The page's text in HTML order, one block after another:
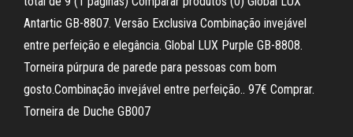
Antartic GB-8807. Versão Exclusiva Combinação invejável
entre perfeição e elegância. Global LUX Purple GB-8808.
Torneira púrpura de parede para pessoas com bom
gosto.Combinação invejável entre perfeição.. 97€ Comprar.
Torneira de Duche GB007